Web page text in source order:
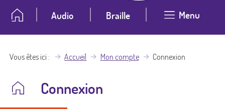
Audio Braille Menu
Vous êtes ici Accueil Mon compte Connexion
Connexion